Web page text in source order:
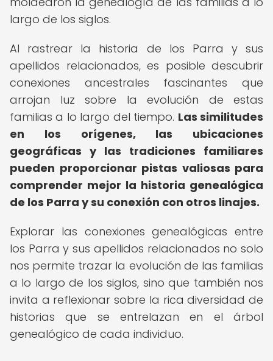
largo de los siglos.
Al rastrear la historia de los Parra y sus
apellidos relacionados, es posible descubrir
conexiones ancestrales fascinantes que
arrojan luz sobre la evolución de estas
familias a lo largo del tiempo. Las similitudes
en los orígenes, las ubicaciones
geográficas y las tradiciones familiares
pueden proporcionar pistas valiosas para
comprender mejor la historia genealógica
de los Parra y su conexión con otros linajes.
Explorar las conexiones genealógicas entre
los Parra y sus apellidos relacionados no solo
nos permite trazar la evolución de las familias
a lo largo de los siglos, sino que también nos
invita a reflexionar sobre la rica diversidad de
historias que se entrelazan en el árbol
genealógico de cada individuo.